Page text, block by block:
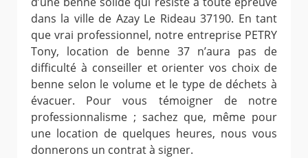
dans la ville de Azay Le Rideau 37190. En tant
que vrai professionnel, notre entreprise PETRY
Tony, location de benne 37 n’aura pas de
difficulté à conseiller et orienter vos choix de
benne selon le volume et le type de déchets à
évacuer. Pour vous témoigner de notre
professionnalisme ; sachez que, même pour
une location de quelques heures, nous vous
donnerons un contrat à signer.